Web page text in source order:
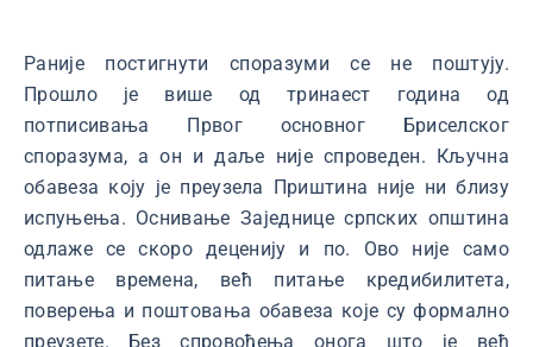
Раније постигнути споразуми се не поштују.
Прошло је више од тринаест година од
потписивања Првог основног Бриселског
споразума, а он и даље није спроведен. Кључна
обавеза коју је преузела Приштина није ни близу
испуњења. Оснивање Заједнице српских општина
одлаже се скоро деценију и по. Ово није само
питање времена, већ питање кредибилитета,
поверења и поштовања обавеза које су формално
преузете. Без спровођења онога што је већ